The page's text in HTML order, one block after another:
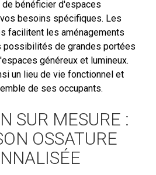
bénéficier d'espaces
besoins spécifiques. Les
facilitent les aménagements
possibilités de grandes portées
généreux et lumineux.
un lieu de vie fonctionnel et
de ses occupants.
SUR MESURE :
OSSATURE